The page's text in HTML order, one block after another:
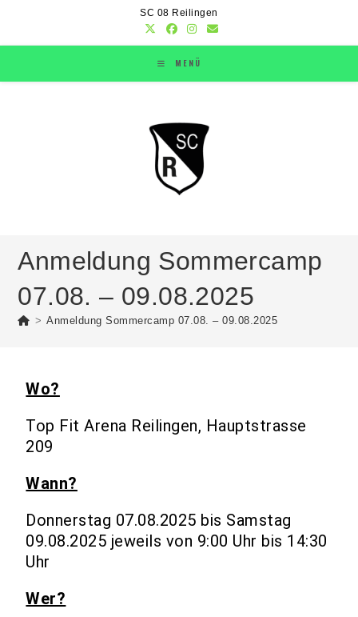
SC 08 Reilingen
MENÜ
Anmeldung Sommercamp
07.08. – 09.08.2025
> Anmeldung Sommercamp 07.08. – 09.08.2025
Wo?
Top Fit Arena Reilingen, Hauptstrasse
209
Wann?
Donnerstag 07.08.2025 bis Samstag
09.08.2025 jeweils von 9:00 Uhr bis 14:30
Uhr
Wer?